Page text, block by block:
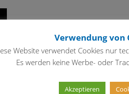
Verwendung von
Website verwendet Cookies nur
Es werden keine Werbe- oder
Akzeptieren